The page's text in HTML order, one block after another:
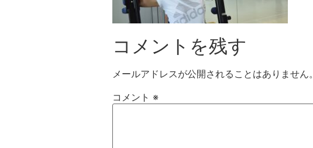
コメントを残す
メールアドレスが公開されることはありません。
コメント ※